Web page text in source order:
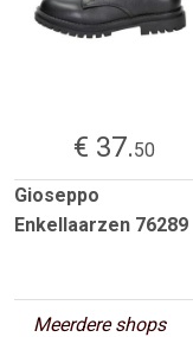
€ 37.50
Gioseppo
Enkellaarzen 76289
Meerdere shops